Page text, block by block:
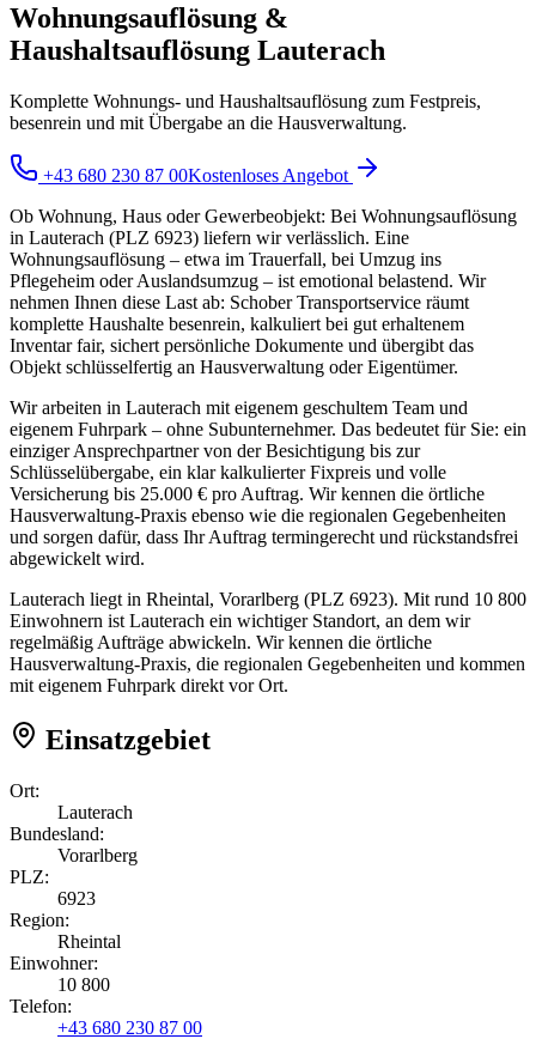
Wohnungsauflösung &
Haushaltsauflösung Lauterach
Komplette Wohnungs- und Haushaltsauflösung zum Festpreis,
besenrein und mit Übergabe an die Hausverwaltung.
+43 680 230 87 00Kostenloses Angebot
Ob Wohnung, Haus oder Gewerbeobjekt: Bei Wohnungsauflösung
in Lauterach (PLZ 6923) liefern wir verlässlich. Eine
Wohnungsauflösung – etwa im Trauerfall, bei Umzug ins
Pflegeheim oder Auslandsumzug – ist emotional belastend. Wir
nehmen Ihnen diese Last ab: Schober Transportservice räumt
komplette Haushalte besenrein, kalkuliert bei gut erhaltenem
Inventar fair, sichert persönliche Dokumente und übergibt das
Objekt schlüsselfertig an Hausverwaltung oder Eigentümer.
Wir arbeiten in Lauterach mit eigenem geschultem Team und
eigenem Fuhrpark – ohne Subunternehmer. Das bedeutet für Sie: ein
einziger Ansprechpartner von der Besichtigung bis zur
Schlüsselübergabe, ein klar kalkulierter Fixpreis und volle
Versicherung bis 25.000 € pro Auftrag. Wir kennen die örtliche
Hausverwaltung-Praxis ebenso wie die regionalen Gegebenheiten
und sorgen dafür, dass Ihr Auftrag termingerecht und rückstandsfrei
abgewickelt wird.
Lauterach liegt in Rheintal, Vorarlberg (PLZ 6923). Mit rund 10 800
Einwohnern ist Lauterach ein wichtiger Standort, an dem wir
regelmäßig Aufträge abwickeln. Wir kennen die örtliche
Hausverwaltung-Praxis, die regionalen Gegebenheiten und kommen
mit eigenem Fuhrpark direkt vor Ort.
Einsatzgebiet
Ort:
Lauterach
Bundesland:
Vorarlberg
PLZ:
6923
Region:
Rheintal
Einwohner:
10 800
Telefon:
+43 680 230 87 00